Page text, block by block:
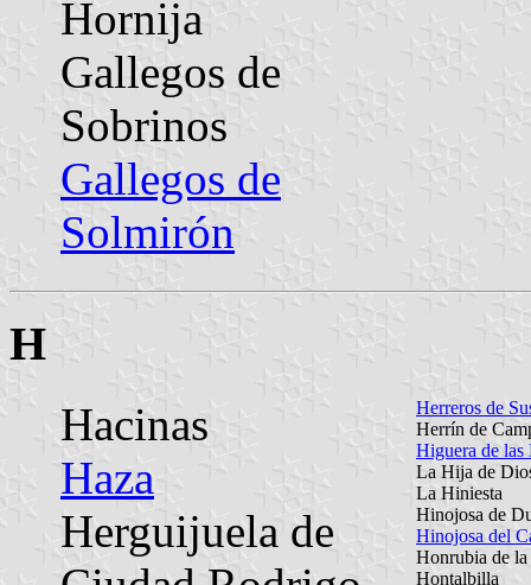
Hornija
Gallegos de
Sobrinos
Gallegos de
Solmirón
H
Hacinas
Haza
Herguijuela de
Herreros de
Herrín de
Higuera de las
La Hija de
La Hiniesta
Hinojosa de
Hinojosa del
Honrubia de la
Hontalbilla